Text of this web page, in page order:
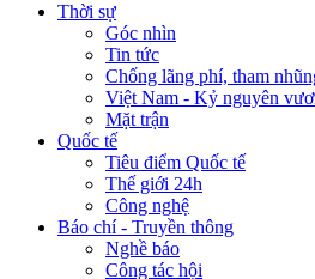
Thời sự
Góc nhìn
Tin tức
Chống lãng phí, tham
Việt Nam - Kỷ nguyên
Mặt trận
Quốc tế
Tiêu điểm Quốc tế
Thế giới 24h
Công nghệ
Báo chí - Truyền thông
Nghề báo
Công tác hội